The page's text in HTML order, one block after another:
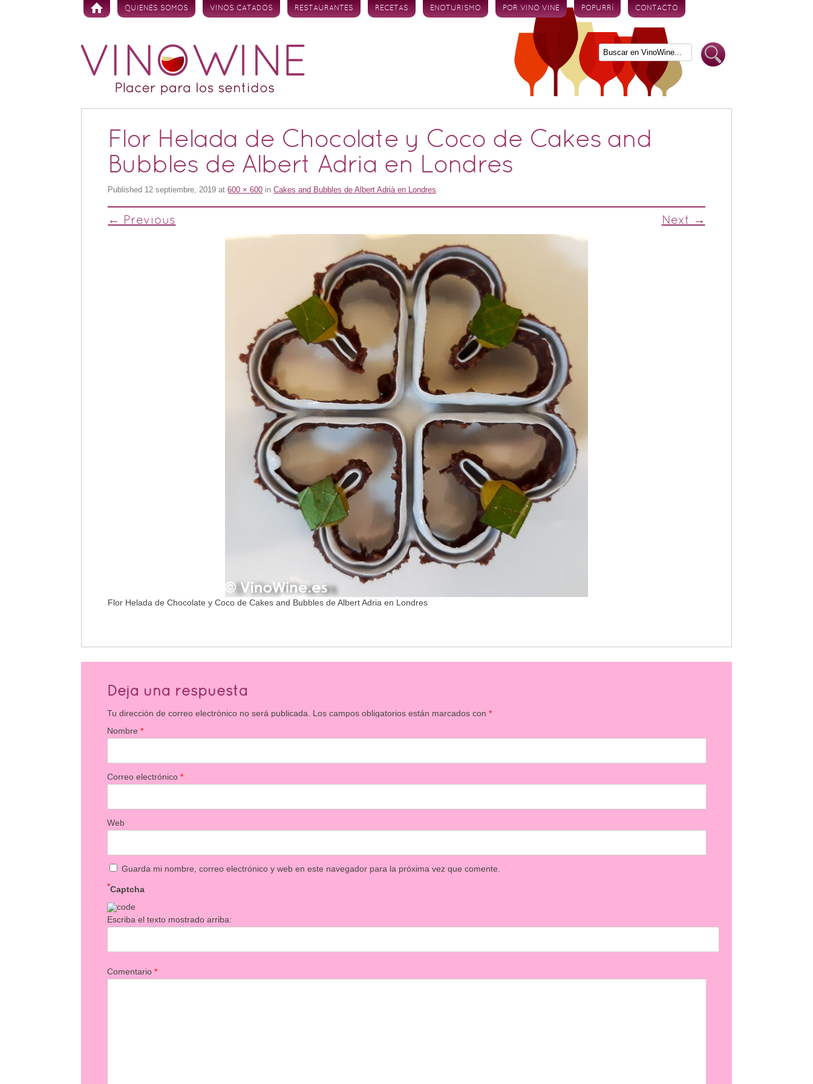
Skip to content
QUIENES SOMOS VINOS CATADOS RESTAURANTES RECETAS ENOTURISMO POR VINO VINE POPURRÍ CONTACTO
Flor Helada de Chocolate y Coco de Cakes and
Bubbles de Albert Adria en Londres
Published 12 septiembre, 2019 at600 × 600 inCakes and Bubbles de Albert Adrià en Londres
← Previous Next →
Flor Helada de Chocolate y Coco de Cakes and Bubbles de Albert Adria en Londres
Deja una respuesta
Tu dirección de correo electrónico no será publicada. Los campos obligatorios están marcados con*
Nombre*
Correo electrónico*
Web
Guarda mi nombre, correo electrónico y web en este navegador para la próxima vez que comente.
Captcha
*
Escriba el texto mostrado arriba:
Comentario*